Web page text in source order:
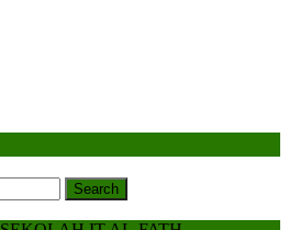
Search